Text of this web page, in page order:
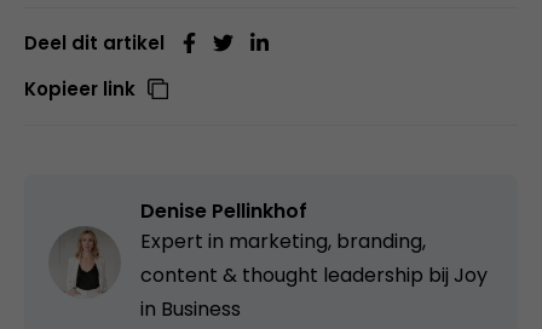
Deel dit artikel
Kopieer link
Denise Pellinkhof
Expert in marketing, branding,
content & thought leadership bij Joy
in Business